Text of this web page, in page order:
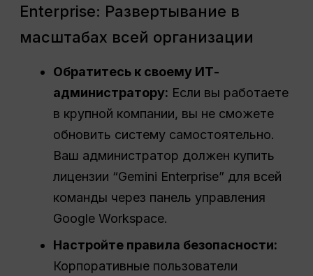
Enterprise: Развертывание в
масштабах всей организации
Обратитесь к своему ИТ-
администратору: Если вы работаете
в крупной компании, вы не сможете
обновить систему самостоятельно.
Ваш администратор должен купить
лицензии “Gemini Enterprise” для всей
команды через панель управления
Google Workspace.
Настройте правила безопасности:
Корпоративные пользователи